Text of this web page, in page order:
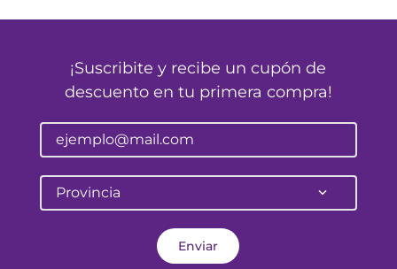
¡Suscribite y recibe un cupón de
descuento en tu primera compra!
Provincia
Enviar